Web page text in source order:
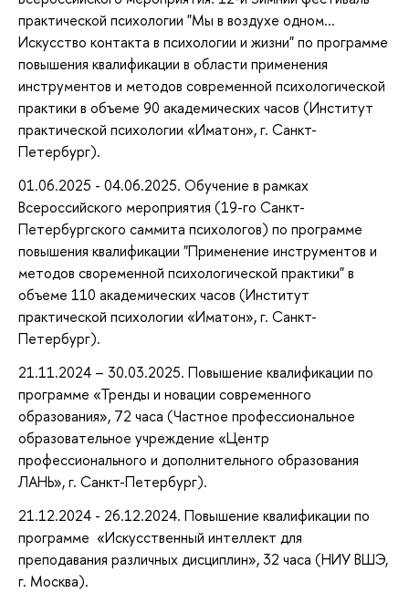
практической психологии "Мы в воздухе одном...
Искусство контакта в психологии и жизни" по программе
повышения квалификации в области применения
инструментов и методов современной психологической
практики в объеме 90 академических часов (Институт
практической психологии «Иматон», г. Санкт-
Петербург).
01.06.2025 - 04.06.2025. Обучение в рамках
Всероссийского мероприятия (19-го Санкт-
Петербургского саммита психологов) по программе
повышения квалификации "Применение инструментов и
методов своременной психологической практики" в
объеме 110 академических часов (Институт
практической психологии «Иматон», г. Санкт-
Петербург).
21.11.2024 – 30.03.2025. Повышение квалификации по
программе «Тренды и новации современного
образования», 72 часа (Частное профессиональное
образовательное учреждение «Центр
профессионального и дополнительного образования
ЛАНЬ», г. Санкт-Петербург).
21.12.2024 - 26.12.2024. Повышение квалификации по
программе «Искусственный интеллект для
преподавания различных дисциплин», 32 часа (НИУ ВШЭ,
г. Москва).